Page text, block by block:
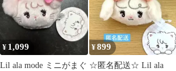
¥ 1,099
Lil ala mode ミニがまぐ
¥899
☆匿名配送☆ Lil ala